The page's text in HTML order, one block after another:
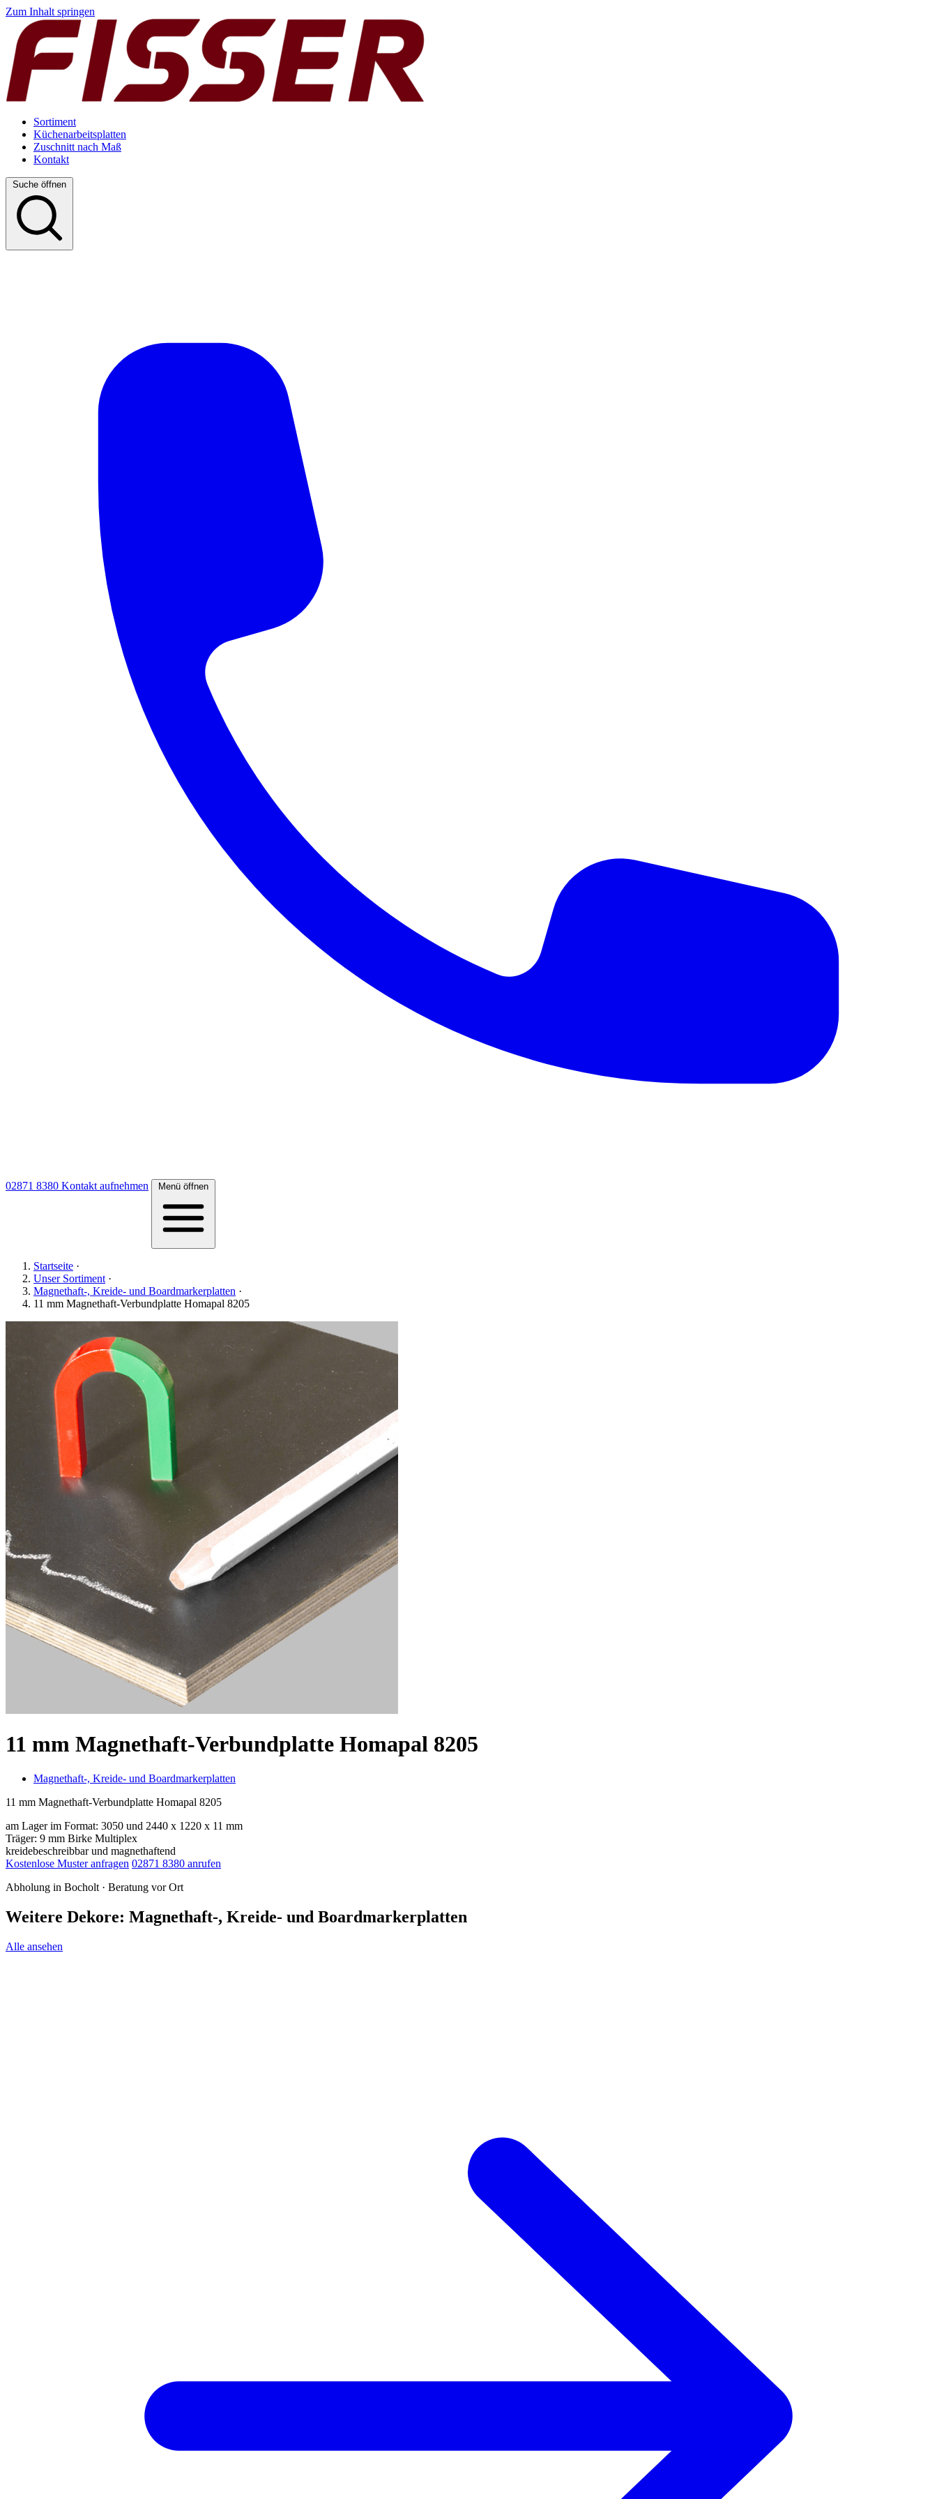
Zum Inhalt springen
Sortiment
Küchenarbeitsplatten
Zuschnitt nach Maß
Kontakt
Suche öffnen
02871 8380 Kontakt aufnehmen Menü öffnen
Startseite ·
Unser Sortiment ·
Magnethaft-, Kreide- und Boardmarkerplatten ·
11 mm Magnethaft-Verbundplatte Homapal 8205
11 mm Magnethaft-Verbundplatte Homapal 8205
Magnethaft-, Kreide- und Boardmarkerplatten
11 mm Magnethaft-Verbundplatte Homapal 8205
am Lager im Format: 3050 und 2440 x 1220 x 11 mm
Träger: 9 mm Birke Multiplex
kreidebeschreibbar und magnethaftend
Kostenlose Muster anfragen 02871 8380 anrufen
Abholung in Bocholt · Beratung vor Ort
Weitere Dekore: Magnethaft-, Kreide- und Boardmarkerplatten
Alle ansehen